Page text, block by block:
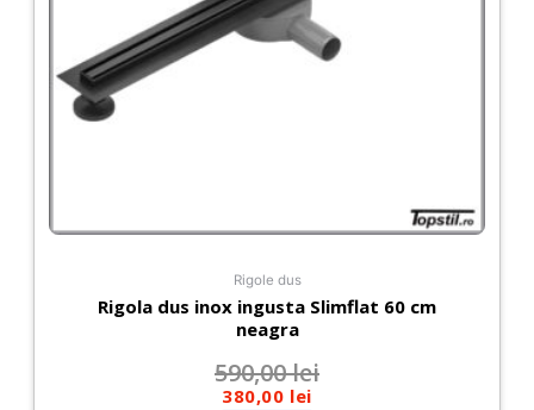
Rigole dus
Rigola dus inox ingusta Slimflat 60 cm
neagra
590,00lei
380,00 lei